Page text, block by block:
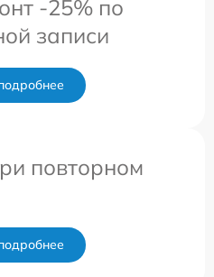
-25% по
записи
повторном